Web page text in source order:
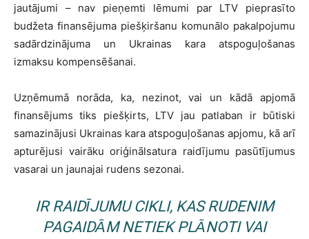
jautājumi – nav pieņemti lēmumi par LTV pieprasīto
budžeta finansējuma piešķiršanu komunālo pakalpojumu
sadārdzinājuma un Ukrainas kara atspoguļošanas
izmaksu kompensēšanai.
Uzņēmumā norāda, ka, nezinot, vai un kādā apjomā
finansējums tiks piešķirts, LTV jau patlaban ir būtiski
samazinājusi Ukrainas kara atspoguļošanas apjomu, kā arī
apturējusi vairāku oriģinālsatura raidījumu pasūtījumus
vasarai un jaunajai rudens sezonai.
IR RAIDĪJUMU CIKLI, KAS RUDENIM
PAGAIDĀM NETIEK PLĀNOTI VAI